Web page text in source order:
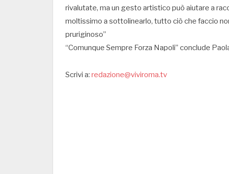
rivalutate, ma un gesto artistico può aiutare a
moltissimo a sottolinearlo, tutto ciò che faccio
pruriginoso”
“Comunque Sempre Forza Napoli” conclude
Scrivi a: redazione@viviroma.tv